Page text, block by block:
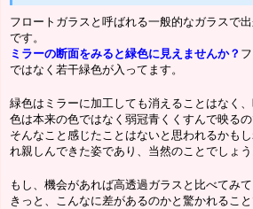
フロートガラスと呼ばれる一般的なガラスで
です。
ミラーの断面をみると緑色に見えませんか？
ではなく若干緑色が入ってます。
緑色はミラーに加工しても消えることはなく
色は本来の色ではなく弱冠青くくすんで映るの
そんなこと感じたことはないと思われるかも
れ親しんできた姿であり、当然のことでしょう
もし、機会があれば高透過ガラスと比べてみて
きっと、こんなに差があるのかと驚かれること